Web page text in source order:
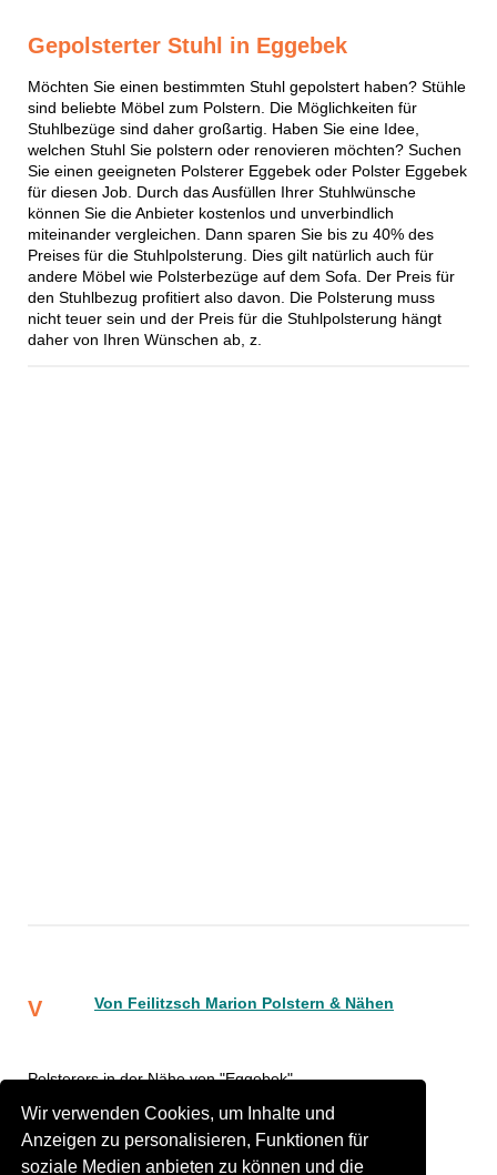
Wir verwenden Cookies, um Inhalte und
Anzeigen zu personalisieren, Funktionen für
soziale Medien anbieten zu können und die
Gepolsterter Stuhl in Eggebek
Möchten Sie einen bestimmten Stuhl gepolstert haben? Stühle
sind beliebte Möbel zum Polstern. Die Möglichkeiten für
Stuhlbezüge sind daher großartig. Haben Sie eine Idee,
welchen Stuhl Sie polstern oder renovieren möchten? Suchen
Sie einen geeigneten Polsterer Eggebek oder Polster Eggebek
für diesen Job. Durch das Ausfüllen Ihrer Stuhlwünsche
können Sie die Anbieter kostenlos und unverbindlich
miteinander vergleichen. Dann sparen Sie bis zu 40% des
Preises für die Stuhlpolsterung. Dies gilt natürlich auch für
andere Möbel wie Polsterbezüge auf dem Sofa. Der Preis für
den Stuhlbezug profitiert also davon. Die Polsterung muss
nicht teuer sein und der Preis für die Stuhlpolsterung hängt
daher von Ihren Wünschen ab, z.
V Von Feilitzsch Marion Polstern & Nähen
Polsterers in der Nähe von "Eggebek"
12.60 km
Polsterers Löwenstedt
12.64 km